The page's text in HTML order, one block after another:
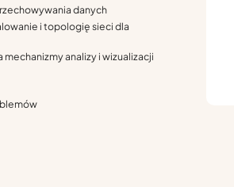
danych
i topologię sieci dla
analizy i wizualizacji